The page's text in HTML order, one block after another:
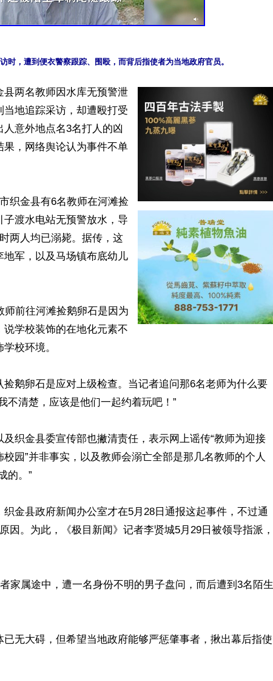
县两名教师因水库无预警泄
地追踪采访，却遭殴打受
意外地点名3名打人的凶
，网络舆论认为事件不单
织金县有6名教师在河滩捡
渡水电站无预警放水，导
两人均已溺毙。据传，这
军，以及马场镇布底幼儿
前往河滩捡鹅卵石是因为
学校装饰的在地化元素不
校环境。
鹅卵石是应对上级检查。当记者追问那6名老师为什么要
不清楚，应该是他们一起约着玩吧！”
织金县委宣传部也撇清责任，表示网上谣传“教师为迎接
园”并非事实，以及教师会溺亡全部是那几名教师的个人
的。”
金县政府新闻办公室才在5月28日通报这起事件，不过通
因。为此，《极目新闻》记者李贤城5月29日被领导指派，
家属途中，遭一名身份不明的男子盘问，而后遭到3名陌生
无大碍，但希望当地政府能够严惩肇事者，揪出幕后指使